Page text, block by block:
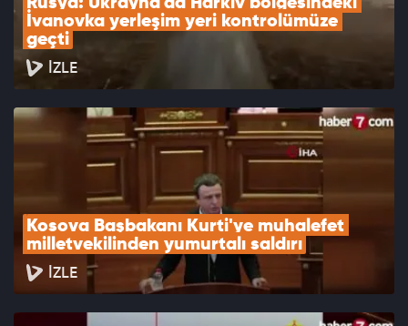
Rusya: Ukrayna'da Harkiv bölgesindeki
İvanovka yerleşim yeri kontrolümüze
geçti
İZLE
Kosova Başbakanı Kurti'ye muhalefet
milletvekilinden yumurtalı saldırı
İZLE